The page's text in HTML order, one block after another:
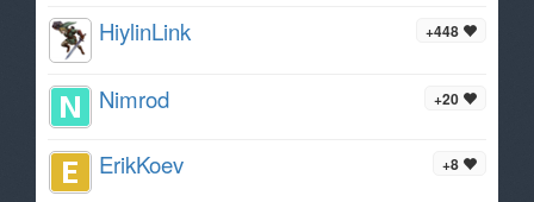
+448
HiylinLink
+20
Nimrod
+8
ErikKoev